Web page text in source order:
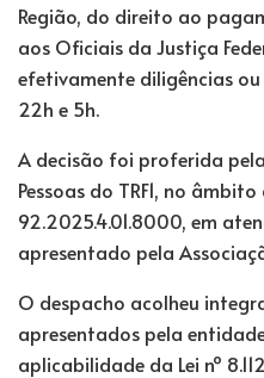
Região, do direito ao
aos Oficiais da Justiça
efetivamente diligências
22h e 5h.
A decisão foi proferida
Pessoas do TRF1, no
92.2025.4.01.8000, em
apresentado pela
O despacho acolheu
apresentados pela
aplicabilidade da Lei nº